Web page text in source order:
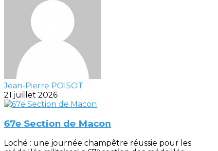
Jean-Pierre POISOT
21 juillet 2026
67e Section de Macon
Loché : une journée champêtre réussie pour les